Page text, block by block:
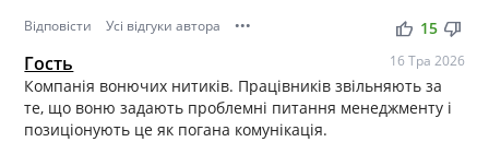
Відповісти Усі відгуки автора ••• thumb_up thumb_down
15
Гость 16 Тра 2026
Компанія вонючих нитиків. Працівників звільняють за
те, що воню задають проблемні питання менеджменту і
позиціонують це як погана комунікація.